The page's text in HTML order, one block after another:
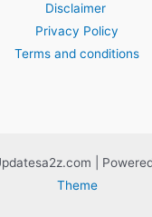
Disclaimer
Privacy Policy
Terms and conditions
|
Theme